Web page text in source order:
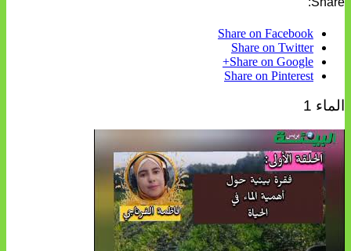
Share on Facebook
Share on Twitter
Share on Google+
Share on Pinterest
الماء 1